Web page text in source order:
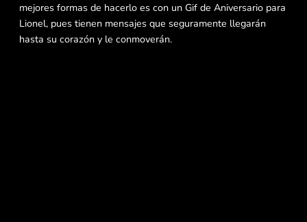
mejores formas de hacerlo es con un Gif de Aniversario para
Lionel, pues tienen mensajes que seguramente llegarán
hasta su corazón y le conmoverán.